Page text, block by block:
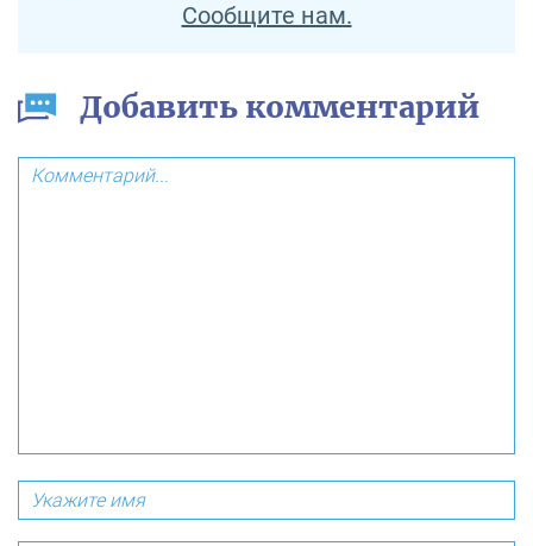
Сообщите нам.
Добавить комментарий